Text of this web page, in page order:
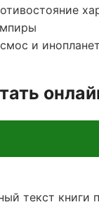
и
текст книги